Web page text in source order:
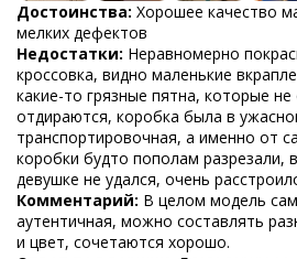
Достоинства: Хорошее качество
мелких дефектов
Недостатки: Неравномерно
кроссовка, видно маленькие
какие-то грязные пятна, которые
отдираются, коробка была в
транспортировочная, а именно от
коробки будто пополам разрезали,
девушке не удался, очень
Комментарий: В целом модель
аутентичная, можно составлять
и цвет, сочетаются хорошо.